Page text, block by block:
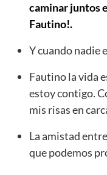
caminar juntos
Fautino!.
Y cuando nadie
Fautino la vida
estoy contigo.
mis risas en
La amistad
que podemos